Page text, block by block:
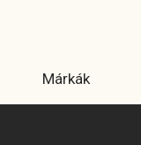
Márkák